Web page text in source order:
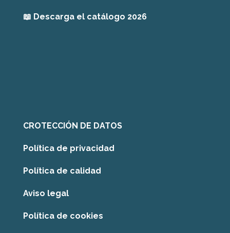
📖 Descarga el catálogo 2026
CROTECCIÓN DE DATOS
Política de privacidad
Política de calidad
Aviso legal
Política de cookies